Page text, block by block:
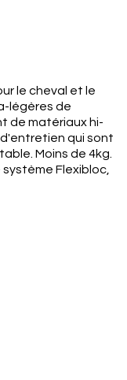
le cheval et le
légères de
de matériaux hi-
qui sont
Moins de 4kg.
Flexibloc,